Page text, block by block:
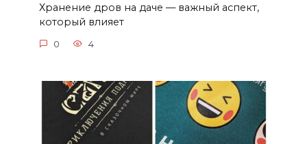
Хранение дров на даче — важный аспект,
который влияет
0 4